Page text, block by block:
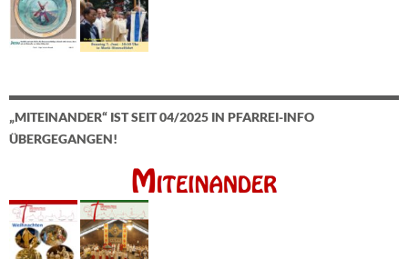
„MITEINANDER“ IST SEIT 04/2025 IN PFARREI-INFO
ÜBERGEGANGEN!